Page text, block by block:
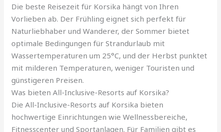
Die beste Reisezeit für Korsika hängt von Ihren
Vorlieben ab. Der Frühling eignet sich perfekt für
Naturliebhaber und Wanderer, der Sommer bietet
optimale Bedingungen für Strandurlaub mit
Wassertemperaturen um 25°C, und der Herbst punktet
mit milderen Temperaturen, weniger Touristen und
günstigeren Preisen.
Was bieten All-Inclusive-Resorts auf Korsika?
Die All-Inclusive-Resorts auf Korsika bieten
hochwertige Einrichtungen wie Wellnessbereiche,
Fitnesscenter und Sportanlagen. Für Familien gibt es